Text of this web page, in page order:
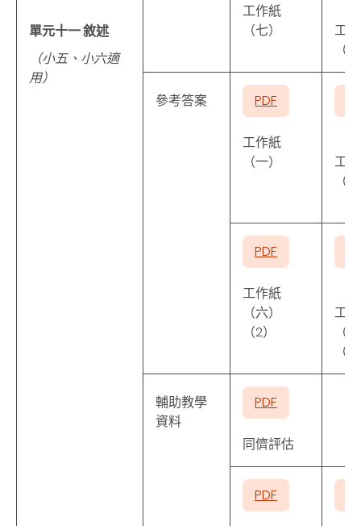
單元十一 敘述
（小五、小六適
用）
工作紙
（七）
工
（
參考答案 PDF
工作紙
（一）
工
（
PDF
工作紙
（六）
（2）
工
（
（
輔助教學
資料
PDF
同儕評估
PDF